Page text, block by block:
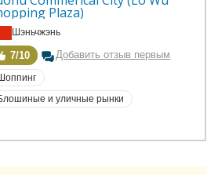
Plaza)
Шэньчжэнь
7/10 Добавить отзыв первым
и уличные рынки